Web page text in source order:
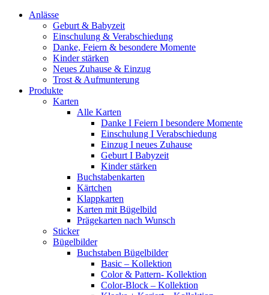
Anlässe
Geburt & Babyzeit
Einschulung & Verabschiedung
Danke, Feiern & besondere Momente
Kinder stärken
Neues Zuhause & Einzug
Trost & Aufmunterung
Produkte
Karten
Alle Karten
Danke I Feiern I besondere Momente
Einschulung I Verabschiedung
Einzug I neues Zuhause
Geburt I Babyzeit
Kinder stärken
Buchstabenkarten
Kärtchen
Klappkarten
Karten mit Bügelbild
Prägekarten nach Wunsch
Sticker
Bügelbilder
Buchstaben Bügelbilder
Basic – Kollektion
Color & Pattern- Kollektion
Color-Block – Kollektion